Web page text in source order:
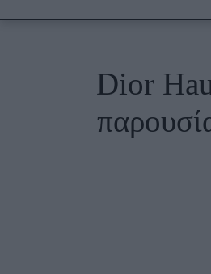
Woman Power
Dior